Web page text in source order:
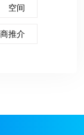
空间
推介